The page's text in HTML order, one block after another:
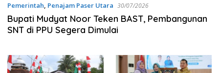
Pemerintah, Penajam Paser Utara 30/07/2026
Bupati Mudyat Noor Teken BAST, Pembangunan
SNT di PPU Segera Dimulai